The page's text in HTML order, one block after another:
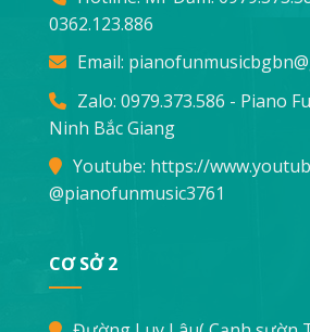
0362.123.886
Email:
Zalo: 0979.373.586 - Piano
Ninh Bắc Giang
Youtube: https://
@pianofunmusic3761
CƠ SỞ 2